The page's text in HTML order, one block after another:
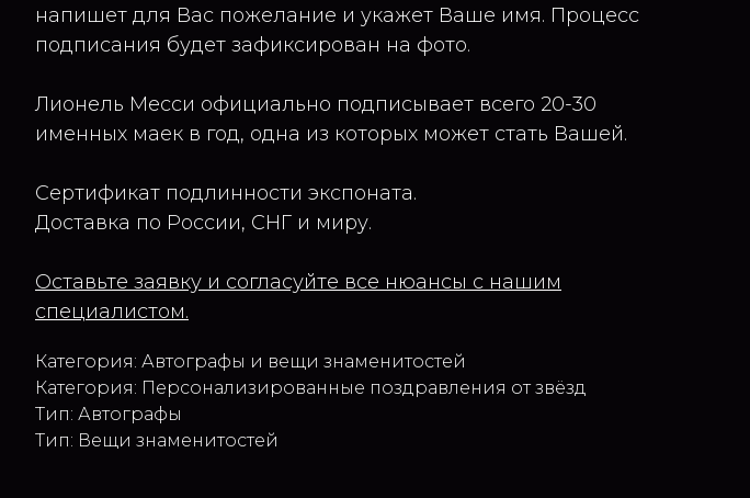
напишет для Вас пожелание и укажет Ваше имя. Процесс
подписания будет зафиксирован на фото.
Лионель Месси официально подписывает всего 20-30
именных маек в год, одна из которых может стать Вашей.
Сертификат подлинности экспоната.
Доставка по России, СНГ и миру.
Оставьте заявку и согласуйте все нюансы с нашим
специалистом.
Категория: Автографы и вещи знаменитостей
Категория: Персонализированные поздравления от звёзд
Тип: Автографы
Тип: Вещи знаменитостей